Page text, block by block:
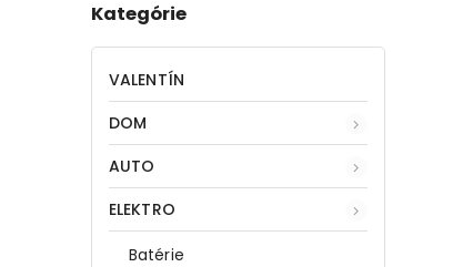
Kategórie
VALENTÍN
DOM
AUTO
ELEKTRO
Batérie